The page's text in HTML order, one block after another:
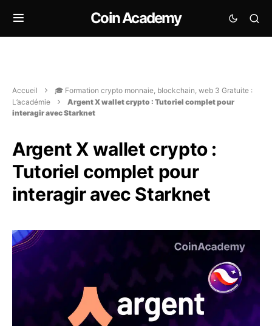
Coin Academy
Accueil
🎓 Formation crypto monnaie, blockchain, web 3 Gratuite :
L’académie
Argent X wallet crypto : Tutoriel complet pour
interagir avec Starknet
Argent X wallet crypto :
Tutoriel complet pour
interagir avec Starknet